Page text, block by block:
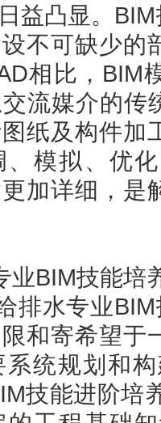
益凸显。
不可缺少的
相比，BIM
流媒介的传
纸及构件加
模拟、优
加详细，是
业BIM技能培
排水专业
和寄希望于
统规划和
技能进阶培